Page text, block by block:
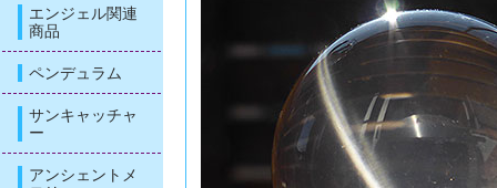
エンジェル関連
商品
ペンデュラム
サンキャッチャ
ー
アンシェントメ